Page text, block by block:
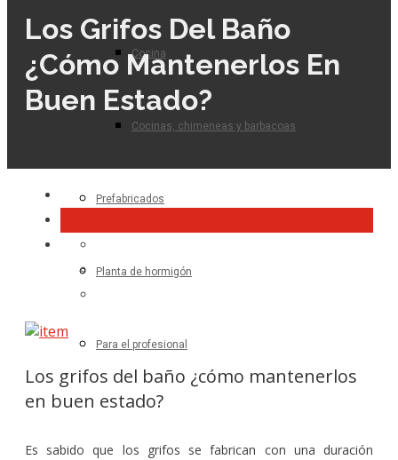
Cocina
Cocinas, chimeneas y barbacoas
Prefabricados
Planta de hormigón
Para el profesional
Los Grifos Del Baño
¿cómo Mantenerlos En
Buen Estado?
Los grifos del baño ¿cómo mantenerlos
en buen estado?
Es sabido que los grifos se fabrican con una duración